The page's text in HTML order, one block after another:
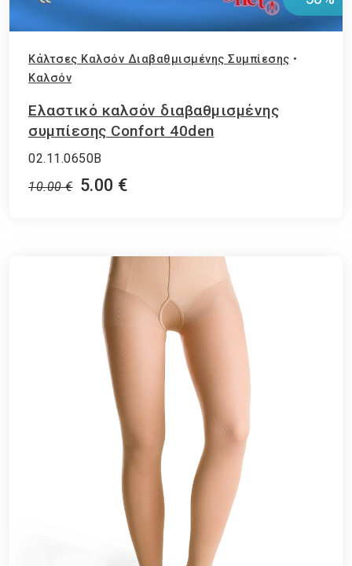
Κάλτσες Καλσόν Διαβαθμισμένης Συμπίεσης •
Καλσόν
Ελαστικό καλσόν διαβαθμισμένης
συμπίεσης Confort 40den
02.11.0650B
10.00 € 5.00 €